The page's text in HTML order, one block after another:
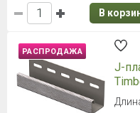
В
РАСПРОДАЖА
J-